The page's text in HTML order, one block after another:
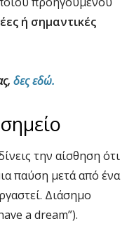
ή σημαντικές
δες εδώ.
την αίσθηση ότι
παύση μετά από ένα
Διάσημο
a dream”).